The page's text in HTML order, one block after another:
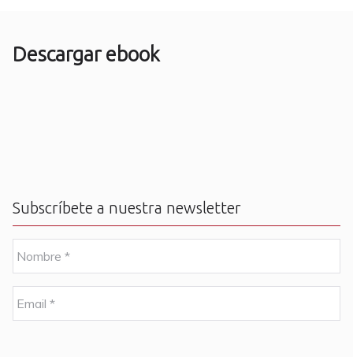
Descargar ebook
Subscríbete a nuestra newsletter
o
m
e
m
a